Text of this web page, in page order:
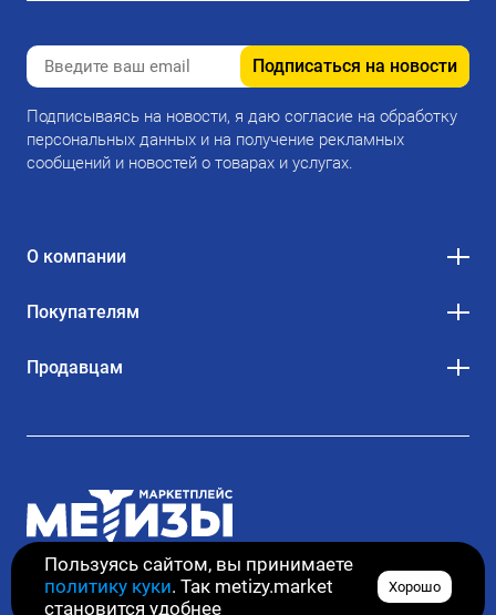
Пользуясь сайтом, вы принимаете
политику куки. Так metizy.market
становится удобнее
Хорошо
Подписаться на новости
Подписываясь на новости, я даю согласие на обработку
персональных данных и на получение рекламных
сообщений и новостей о товарах и услугах.
© 2020–2026. Все права защищены
О компании
Покупателям
Продавцам